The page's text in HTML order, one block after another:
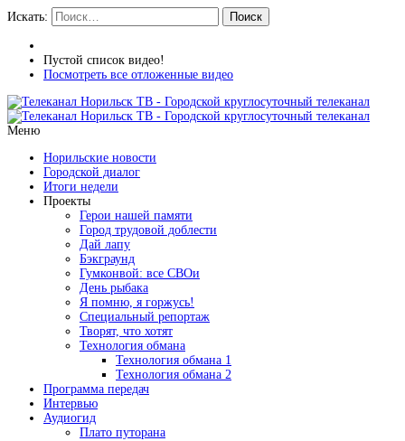
Искать: Поиск
Пустой список видео!
Посмотреть все отложенные видео
Меню
Норильские новости
Городской диалог
Итоги недели
Проекты
Герои нашей памяти
Город трудовой доблести
Дай лапу
Бэкграунд
Гумконвой: все СВОи
День рыбака
Я помню, я горжусь!
Специальный репортаж
Творят, что хотят
Технология обмана
Технология обмана 1
Технология обмана 2
Программа передач
Интервью
Аудиогид
Плато путорана